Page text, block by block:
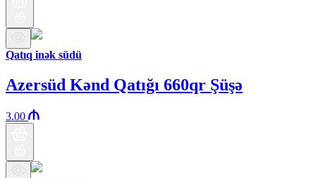
Qatıq inək südü
Azersüd Kənd Qatığı 660qr Şüşə
3.00